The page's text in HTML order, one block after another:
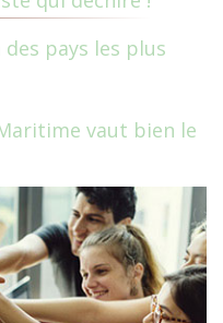
des pays les plus
vaut bien le